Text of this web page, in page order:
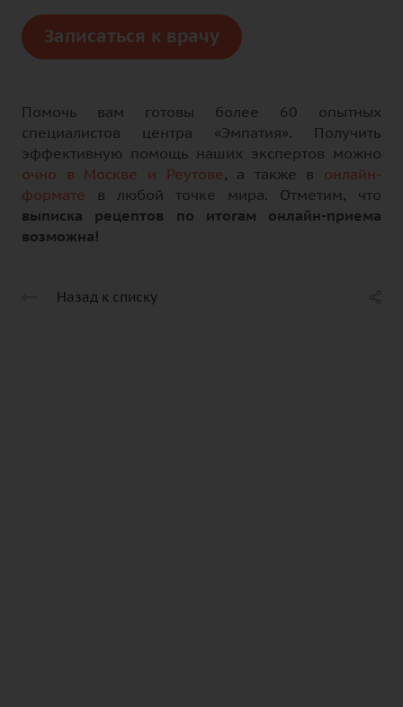
Записаться к врачу
Помочь вам готовы более 60 опытных
специалистов центра «Эмпатия». Получить
эффективную помощь наших экспертов можно
очно в Москве и Реутове, а также в онлайн-
формате в любой точке мира. Отметим, что
выписка рецептов по итогам онлайн-приема
возможна!
Назад к списку